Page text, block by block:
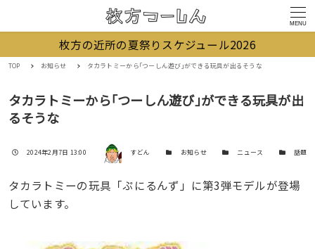
MENU
枚方の近所の夏祭りスケジュール2026
TOP お知らせ タカラトミーから｢つーしん遊び｣ができる玩具が出るそうな
タカラトミーから｢つーしん遊び｣ができる玩具が出
るそうな
投稿日
2024年2月7日 13:00 著者 すどん カテゴリー
お知らせ カテゴリー
ニュース カテゴリー
話題
タカラトミーの玩具「ぷにるんず」に第3弾モデルが登場
しています。